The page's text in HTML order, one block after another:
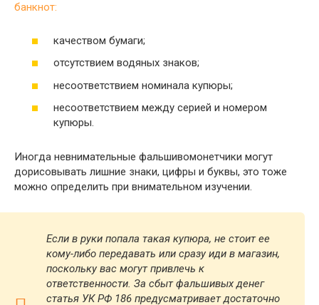
банкнот:
качеством бумаги;
отсутствием водяных знаков;
несоответствием номинала купюры;
несоответствием между серией и номером
купюры.
Иногда невнимательные фальшивомонетчики могут
дорисовывать лишние знаки, цифры и буквы, это тоже
можно определить при внимательном изучении.
Если в руки попала такая купюра, не стоит ее
кому-либо передавать или сразу иди в магазин,
поскольку вас могут привлечь к
ответственности. За сбыт фальшивых денег
статья УК РФ 186 предусматривает достаточно